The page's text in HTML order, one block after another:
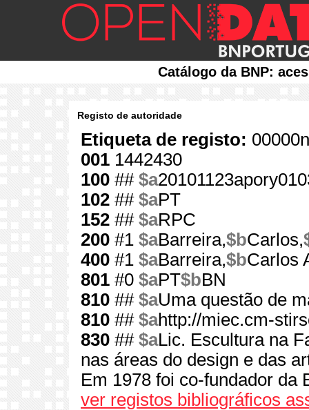
Catálogo da BNP:
Registo de autoridade
Etiqueta de registo:
001 1442430
100 ## $a
102 ## $aPT
152 ## $aRPC
200 #1 $aBarreira,$bCarlos,
400 #1 $aBarreira,$bCarlos
801 #0 $aPT$bBN
810 ## $aUma questão de
810 ## $ahttp://miec.cm-
830 ## $aLic. Escultura na
nas áreas do design e das
Em 1978 foi co-fundador da
ver registos bibliográficos